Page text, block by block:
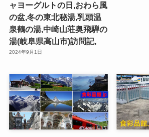
ャヨーグルトの日,おわら風
の盆,冬の東北秘湯,乳頭温
泉鶴の湯,中崎山荘奥飛騨の
湯(岐阜県高山市)訪問記,
2024年9月1日